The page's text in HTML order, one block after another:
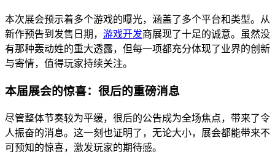
本次展会预示着多个游戏的曝光，涵盖了多个平台和类型。从
新作预告到发售日期， 游戏开发商展现了十足的诚意。虽然没
有那种轰动姓的重大透露，但每一项都充分体现了业界的创新
与寄情，值得玩家持续关注。
本届展会的惊喜：很后的重磅消息
尽管整体节奏较为平缓，很后的公告成为全场焦点，带来了令
人振奋的消息。这一刻也证明了，无论大小，展会都能带来不
可预知的惊喜，激发玩家的期待感。